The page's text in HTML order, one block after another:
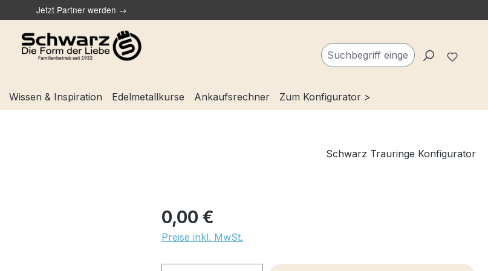
Jetzt Partner werden →
Wissen & Inspiration Edelmetallkurse Ankaufsrechner Zum Konfigurator >
Schwarz Trauringe Konfigurator
0,00 €
Preise inkl. MwSt.